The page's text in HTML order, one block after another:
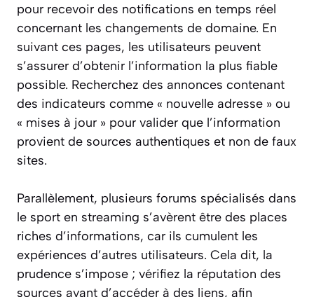
pour recevoir des notifications en temps réel
concernant les changements de domaine. En
suivant ces pages, les utilisateurs peuvent
s’assurer d’obtenir l’information la plus fiable
possible. Recherchez des annonces contenant
des indicateurs comme « nouvelle adresse » ou
« mises à jour » pour valider que l’information
provient de sources authentiques et non de faux
sites.
Parallèlement, plusieurs forums spécialisés dans
le sport en streaming s’avèrent être des places
riches d’informations, car ils cumulent les
expériences d’autres utilisateurs. Cela dit, la
prudence s’impose ; vérifiez la réputation des
sources avant d’accéder à des liens, afin